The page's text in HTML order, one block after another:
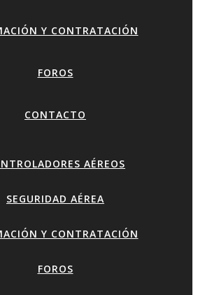
Y CONTRATACIÓN
FOROS
CONTACTO
AÉREOS
SEGURIDAD AÉREA
Y CONTRATACIÓN
FOROS